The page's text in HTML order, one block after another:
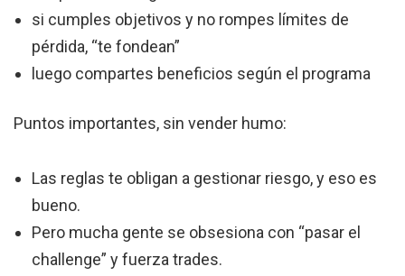
si cumples objetivos y no rompes límites de
pérdida, “te fondean”
luego compartes beneficios según el programa
Puntos importantes, sin vender humo:
Las reglas te obligan a gestionar riesgo, y eso es
bueno.
Pero mucha gente se obsesiona con “pasar el
challenge” y fuerza trades.